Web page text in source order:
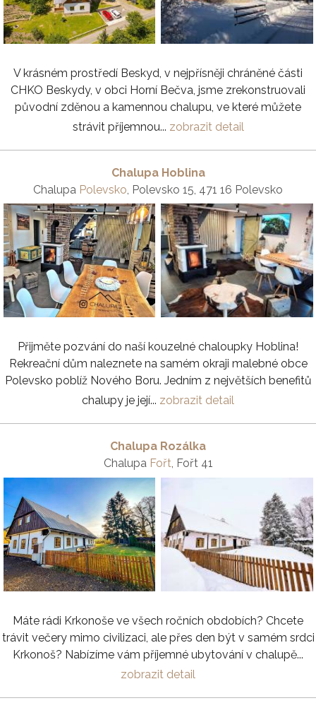
V krásném prostředí Beskyd, v nejpřísněji chráněné části
CHKO Beskydy, v obci Horní Bečva, jsme zrekonstruovali
původní zděnou a kamennou chalupu, ve které můžete
strávit příjemnou... zobrazit detail
Chalupa Hoblina
Chalupa Polevsko, Polevsko 15, 471 16 Polevsko
Přijměte pozvání do naší kouzelné chaloupky Hoblina!
Rekreační dům naleznete na samém okraji malebné obce
Polevsko poblíž Nového Boru. Jedním z největších benefitů
chalupy je její... zobrazit detail
Chalupa Rozálka
Chalupa Fořt, Fořt 41
Máte rádi Krkonoše ve všech ročních obdobích? Chcete
trávit večery mimo civilizaci, ale přes den být v samém srdci
Krkonoš? Nabízíme vám příjemné ubytování v chalupě...
zobrazit detail